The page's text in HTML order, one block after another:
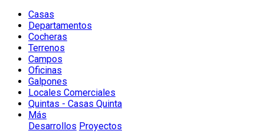
Casas
Departamentos
Cocheras
Terrenos
Campos
Oficinas
Galpones
Locales Comerciales
Quintas - Casas Quinta
Más
Desarrollos Proyectos